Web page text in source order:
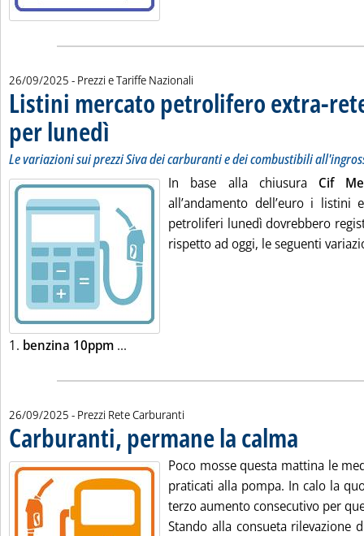
26/09/2025 - Prezzi e Tariffe Nazionali
Listini mercato petrolifero extra-
per lunedì . Sottotitolo: Le variazioni sui prezzi Siva dei carburanti e dei
. Pubblicata venerdì 26 settembre 2025 alle 9.47.
Le variazioni sui prezzi Siva dei carburanti e dei combustibili
In base alla chiusura Cif
all’andamento dell’euro i listini
petroliferi lunedì dovrebbero
rispetto ad oggi, le seguenti
1. benzina 10ppm ...
26/09/2025 - Prezzi Rete Carburanti
Carburanti, permane la calma
Poco mosse questa mattina le
praticati alla pompa. In calo la
terzo aumento consecutivo per
Stando alla consueta rilevazione